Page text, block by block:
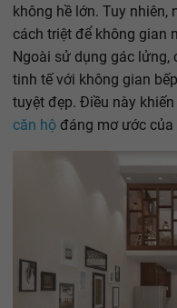
không hề lớn. Tuy
cách triệt để không gian
Ngoài sử dụng gác lửng,
tinh tế với không gian
tuyệt đẹp. Điều này
căn hộ đáng mơ ước của